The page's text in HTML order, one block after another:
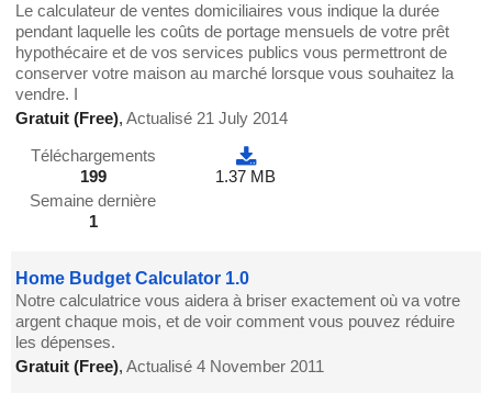
Le calculateur de ventes domiciliaires vous indique la durée
pendant laquelle les coûts de portage mensuels de votre prêt
hypothécaire et de vos services publics vous permettront de
conserver votre maison au marché lorsque vous souhaitez la
vendre. I
Gratuit (Free),Actualisé 21 July 2014
Téléchargements
199
Semaine dernière
1
1.37 MB
Home Budget Calculator 1.0
Notre calculatrice vous aidera à briser exactement où va votre
argent chaque mois, et de voir comment vous pouvez réduire
les dépenses.
Gratuit (Free),Actualisé 4 November 2011